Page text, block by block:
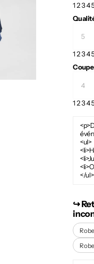
1234
1234
1234
<ul>
</ul>
↪︎